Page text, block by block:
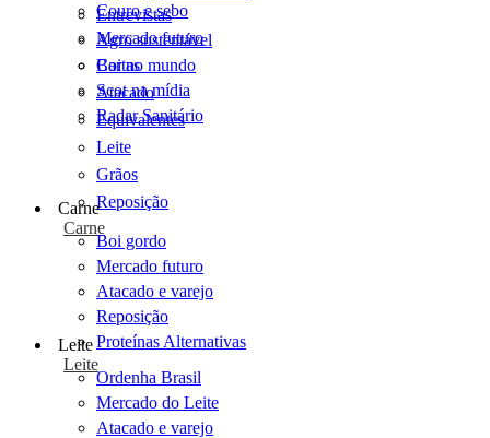
Entrevistas
Agro sustentável
Cartas
Scot na mídia
Radar Sanitário
Couro e sebo
Mercado futuro
Boi no mundo
Atacado
Equivalentes
Leite
Grãos
Reposição
Carne
Carne
Boi gordo
Mercado futuro
Atacado e varejo
Reposição
Proteínas Alternativas
Leite
Leite
Ordenha Brasil
Mercado do Leite
Atacado e varejo